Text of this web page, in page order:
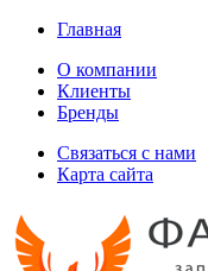
Главная
О компании
Клиенты
Бренды
Связаться с нами
Карта сайта